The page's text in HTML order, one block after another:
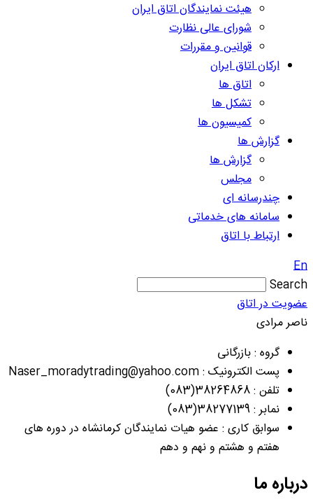
هیئت نمایندگان اتاق ایران
شورای عالی نظارت
قوانین و مقررات
ارکان اتاق ایران
اتاق ها
تشکل ها
کمیسیون ها
گزارش ها
گزارش ها
مجلس
چندرسانه ای
سامانه های خدماتی
ارتباط با اتاق
En
Search
عضویت در اتاق
ناصر مرادی
گروه : بازرگانی
پست الکترونیک : Naser_moradytrading@yahoo.com
تلفن : 38264868(083)
نمابر : 38277139(083)
سوابق کاری : عضو هیات نمایندگان کرمانشاه در دوره های
هفتم و هشتم و نهم و دهم
درباره ما